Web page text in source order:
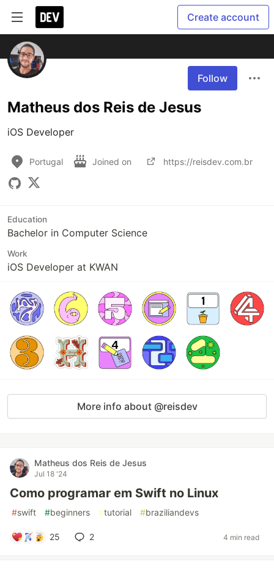
Create account
Follow
Matheus dos Reis de Jesus
iOS Developer
Portugal Joined on https://reisdev.com.br
Education
Bachelor in Computer Science
Work
iOS Developer at KWAN
More info about @reisdev
Matheus dos Reis de Jesus
Jul 18 '24
Como programar em Swift no Linux
#swift #beginners #tutorial #braziliandevs
25 2 4 min read